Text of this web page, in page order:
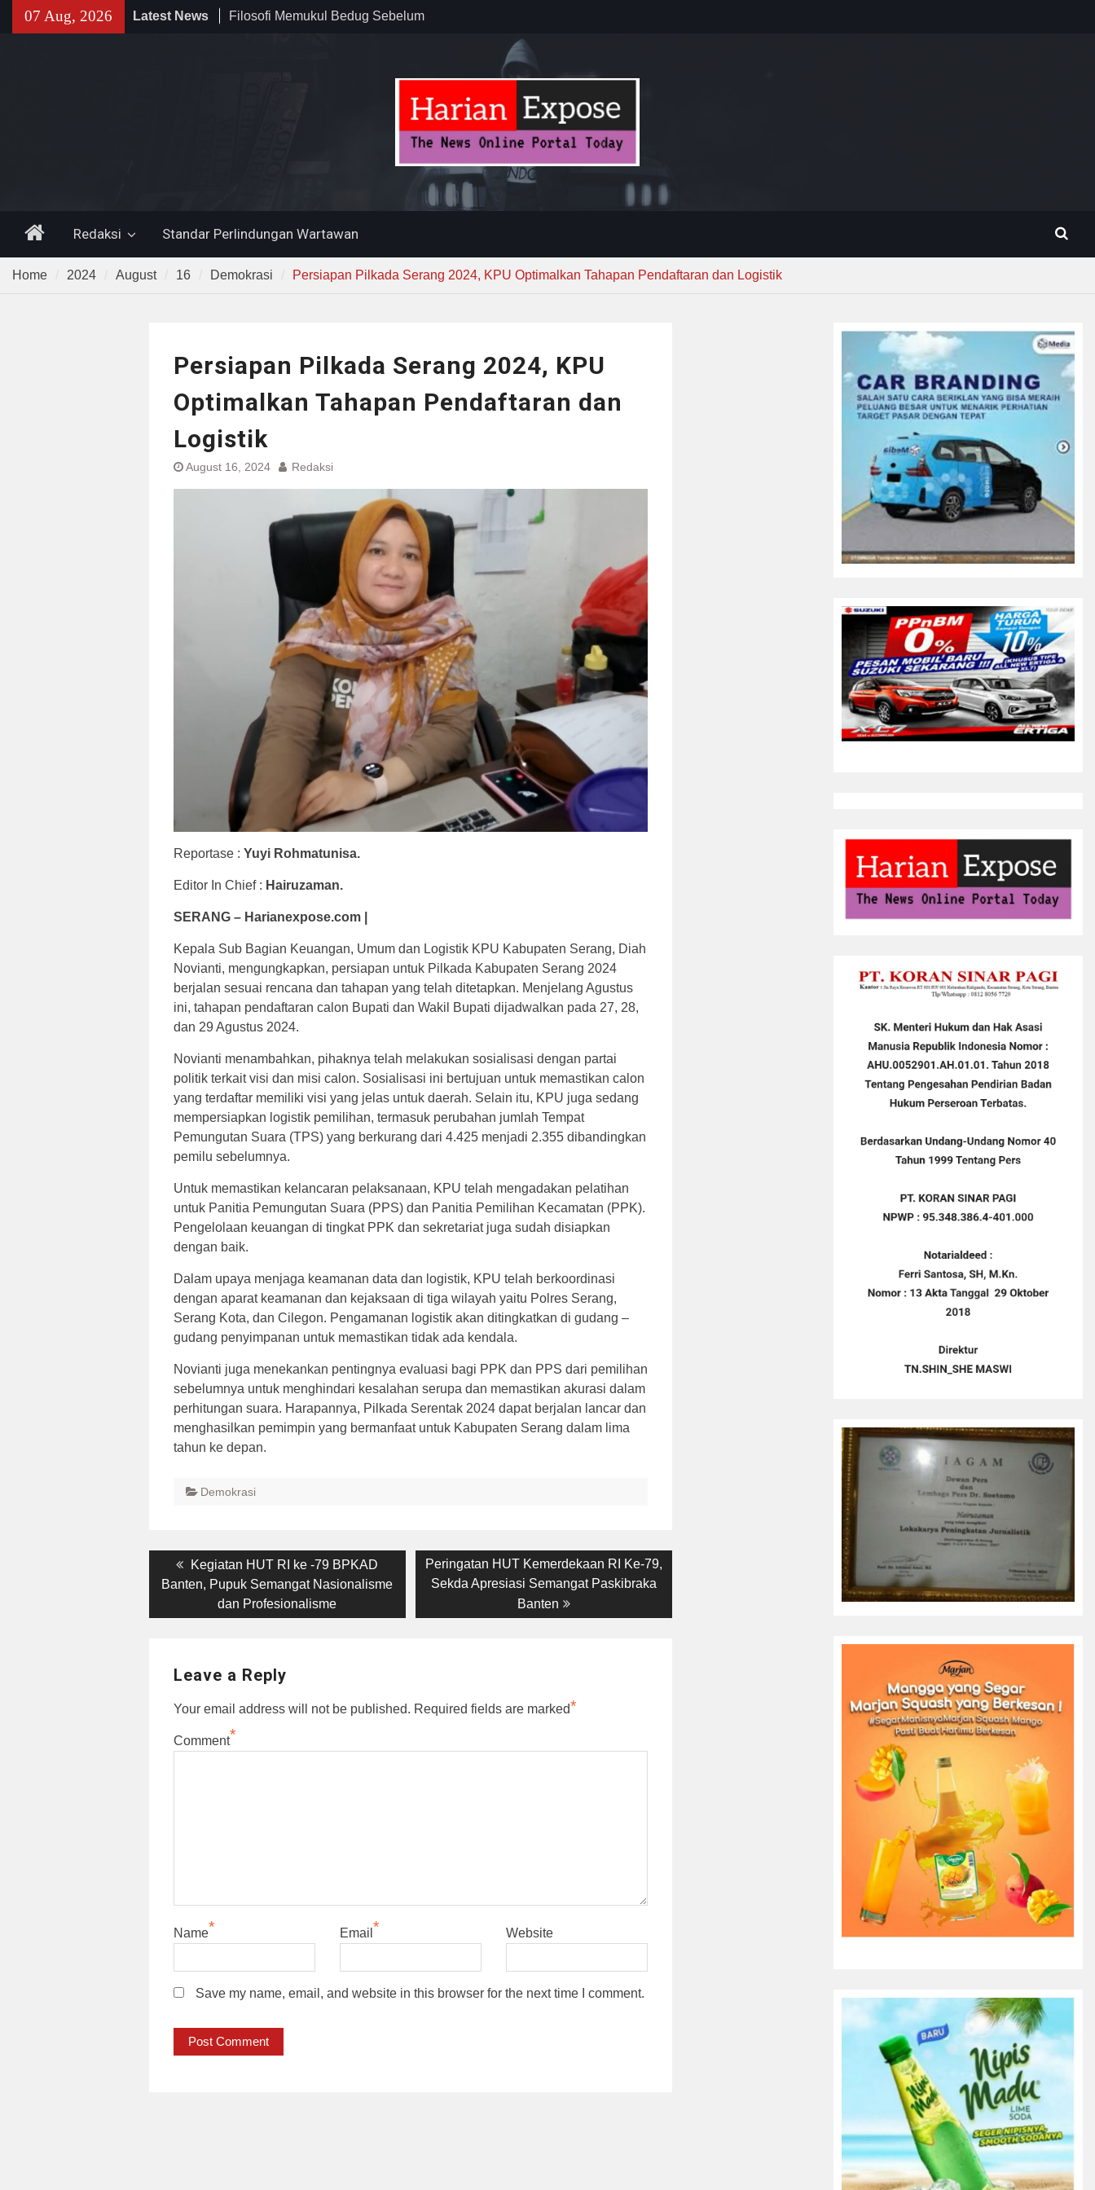
07 Aug, 2026 Latest News
Sholat Jum’at
Lama, DPR Minta Diusut Tuntas
HomeRedaksi Standar Perlindungan Wartawan
Home 2024 August 16 Demokrasi Persiapan Pilkada Serang 2024, KPU Optimalkan Tahapan Pendaftaran dan Logistik
Persiapan Pilkada Serang 2024, KPU
Optimalkan Tahapan Pendaftaran dan
Logistik
August 16, 2024 Redaksi
Reportase : Yuyi Rohmatunisa.
Editor In Chief : Hairuzaman.
SERANG – Harianexpose.com |
Kepala Sub Bagian Keuangan, Umum dan Logistik KPU Kabupaten Serang, Diah
Novianti, mengungkapkan, persiapan untuk Pilkada Kabupaten Serang 2024
berjalan sesuai rencana dan tahapan yang telah ditetapkan. Menjelang Agustus
ini, tahapan pendaftaran calon Bupati dan Wakil Bupati dijadwalkan pada 27, 28,
dan 29 Agustus 2024.
Novianti menambahkan, pihaknya telah melakukan sosialisasi dengan partai
politik terkait visi dan misi calon. Sosialisasi ini bertujuan untuk memastikan calon
yang terdaftar memiliki visi yang jelas untuk daerah. Selain itu, KPU juga sedang
mempersiapkan logistik pemilihan, termasuk perubahan jumlah Tempat
Pemungutan Suara (TPS) yang berkurang dari 4.425 menjadi 2.355 dibandingkan
pemilu sebelumnya.
Untuk memastikan kelancaran pelaksanaan, KPU telah mengadakan pelatihan
untuk Panitia Pemungutan Suara (PPS) dan Panitia Pemilihan Kecamatan (PPK).
Pengelolaan keuangan di tingkat PPK dan sekretariat juga sudah disiapkan
dengan baik.
Dalam upaya menjaga keamanan data dan logistik, KPU telah berkoordinasi
dengan aparat keamanan dan kejaksaan di tiga wilayah yaitu Polres Serang,
Serang Kota, dan Cilegon. Pengamanan logistik akan ditingkatkan di gudang –
gudang penyimpanan untuk memastikan tidak ada kendala.
Novianti juga menekankan pentingnya evaluasi bagi PPK dan PPS dari pemilihan
sebelumnya untuk menghindari kesalahan serupa dan memastikan akurasi dalam
perhitungan suara. Harapannya, Pilkada Serentak 2024 dapat berjalan lancar dan
menghasilkan pemimpin yang bermanfaat untuk Kabupaten Serang dalam lima
tahun ke depan.
Demokrasi
Post
navigation
Previous
post:
Kegiatan HUT RI ke -79 BPKAD
Banten, Pupuk Semangat Nasionalisme
dan Profesionalisme
Next
post:
Peringatan HUT Kemerdekaan RI Ke-79,
Sekda Apresiasi Semangat Paskibraka
Banten
Leave a Reply
Your email address will not be published. Required fields are marked*
Comment*
Name* Email * Website
Save my name, email, and website in this browser for the next time I comment.